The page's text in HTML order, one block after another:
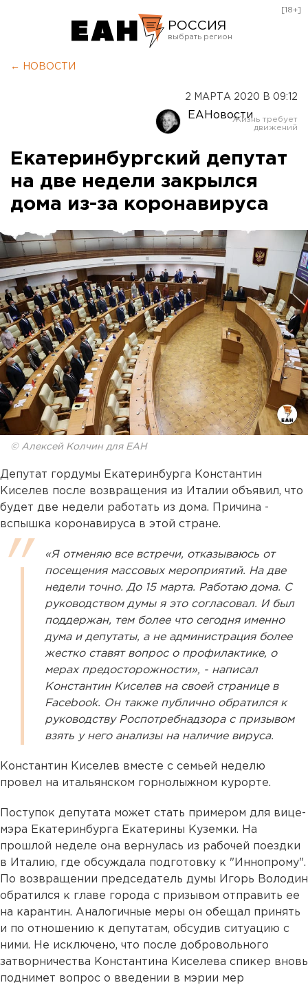
РОССИЯ
Оренбург
[18+]
← НОВОСТИ
2 МАРТА 2020 В 09:12
ЕАНовости
Екатеринбургский депутат
на две недели закрылся
дома из-за коронавируса
© Алексей Колчин для ЕАН
Депутат гордумы Екатеринбурга Константин
Киселев после возвращения из Италии объявил, что
будет две недели работать из дома. Причина -
вспышка коронавируса в этой стране.
«Я отменяю все встречи, отказываюсь от
посещения массовых мероприятий. На две
недели точно. До 15 марта. Работаю дома. С
руководством думы я это согласовал. И был
поддержан, тем более что сегодня именно
дума и депутаты, а не администрация более
жестко ставят вопрос о профилактике, о
мерах предосторожности», - написал
Константин Киселев на своей странице в
Facebook. Он также публично обратился к
руководству Роспотребнадзора с призывом
взять у него анализы на наличие вируса.
Константин Киселев вместе с семьей неделю
провел на итальянском горнолыжном курорте.
Поступок депутата может стать примером для вице-
мэра Екатеринбурга Екатерины Куземки. На
прошлой неделе она вернулась из рабочей поездки
в Италию, где обсуждала подготовку к "Иннопрому".
По возвращении председатель думы Игорь Володин
обратился к главе города с призывом отправить ее
на карантин. Аналогичные меры он обещал принять
и по отношению к депутатам, обсудив ситуацию с
ними. Не исключено, что после добровольного
затворничества Константина Киселева спикер вновь
поднимет вопрос о введении в мэрии мер